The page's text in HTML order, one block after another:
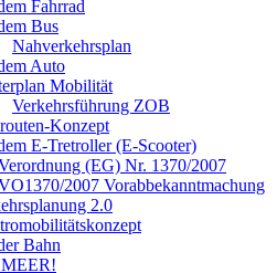
Fahrrad
Bus
Nahverkehrsplan
Auto
Mobilität
Verkehrsführung ZOB
Konzept
E-Tretroller (E-Scooter)
(EG) Nr. 1370/2007
2007 Vorabbekanntmachung
2.0
Bahn
MEER!